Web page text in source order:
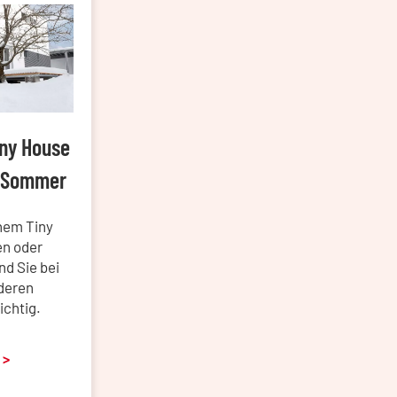
House
Tiny
oder
Sie bei